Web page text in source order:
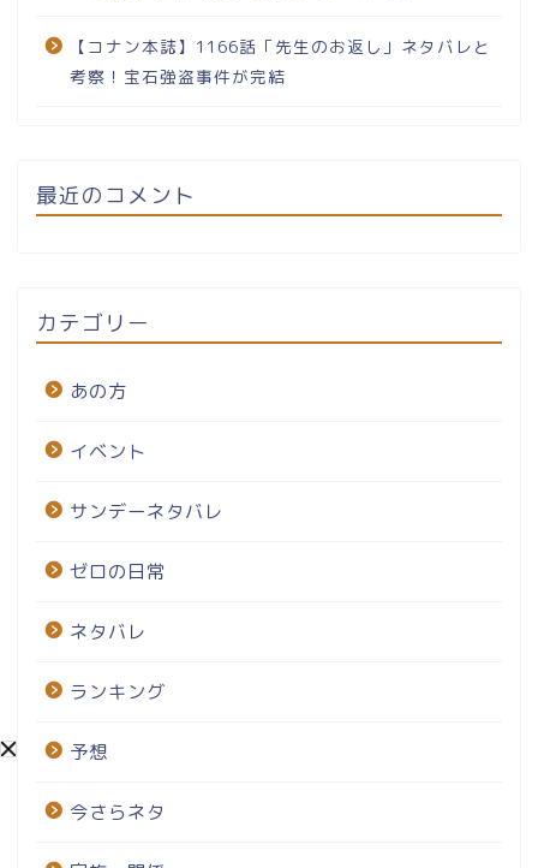
【コナン本誌】1166話「先生のお返し」ネタバレと
考察！宝石強盗事件が完結
最近のコメント
カテゴリー
あの方
イベント
サンデーネタバレ
ゼロの日常
ネタバレ
ランキング
予想
今さらネタ